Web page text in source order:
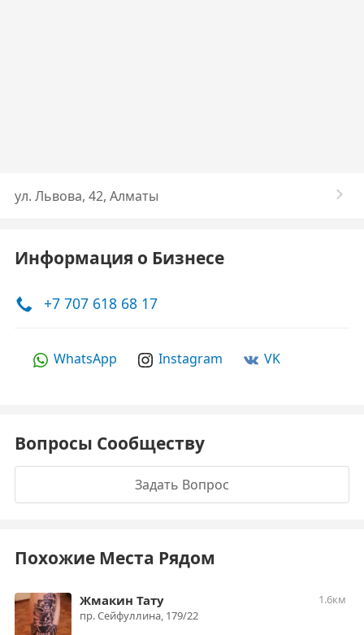
ул. Львова, 42, Алматы
Информация о Бизнесе
+7 707 618 68 17
WhatsApp Instagram VK
Вопросы Сообществу
Задать Вопрос
Похожие Места Рядом
Жмакин Тату
1.6км
пр. ​Сейфуллина, 179/22